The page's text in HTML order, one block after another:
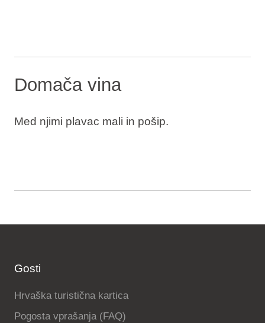
Domača vina
Med njimi plavac mali in pošip.
Gosti
Hrvaška turistična kartica
Pogosta vprašanja (FAQ)